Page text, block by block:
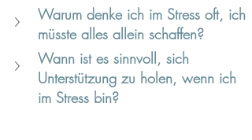
Warum denke ich im Stress oft, ich
müsste alles allein schaffen?
Wann ist es sinnvoll, sich
Unterstützung zu holen, wenn ich
im Stress bin?